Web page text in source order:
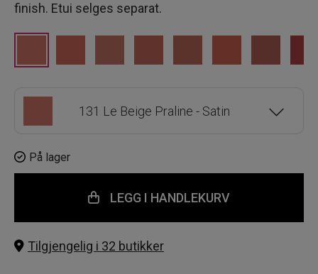
finish. Etui selges separat.
131 Le Beige Praline - Satin
207 Le Beige Blush – Velvet
11 Le Beige Noisette - Satin
På lager
LEGG I HANDLEKURV
Tilgjengelig i 32 butikker